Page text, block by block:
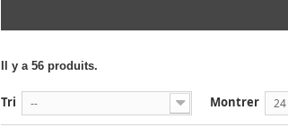
Il y a 56 produits.
Tri -- Montrer 24